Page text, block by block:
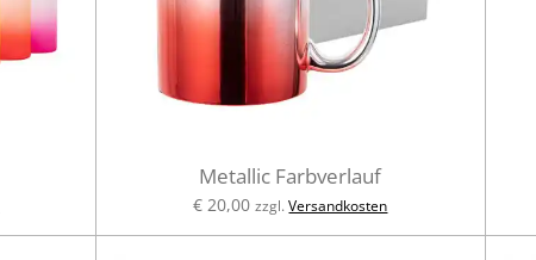
Metallic Farbverlauf
€ 20,00 zzgl.Versandkosten